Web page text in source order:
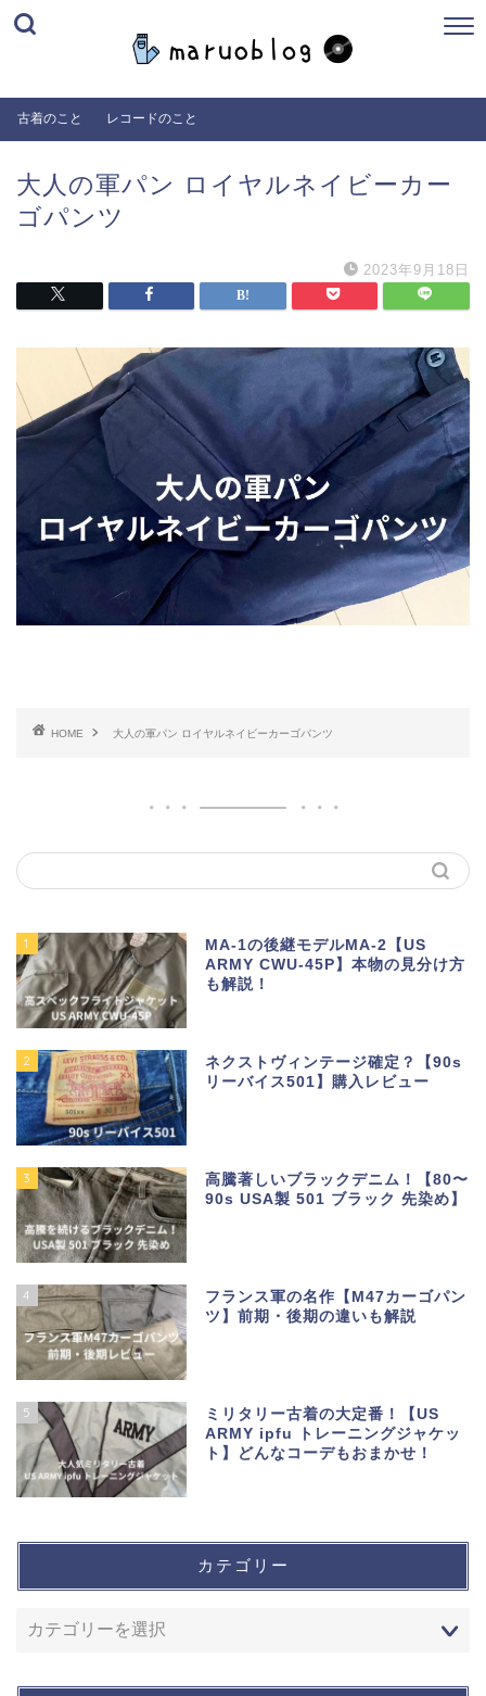
古着のこと レコードのこと
大人の軍パン ロイヤルネイビーカー
ゴパンツ
2023年9月18日
HOME 大人の軍パン ロイヤルネイビーカーゴパンツ
1
MA-1の後継モデルMA-2【US
ARMY CWU-45P】本物の見分け方
も解説！
2
ネクストヴィンテージ確定？【90s
リーバイス501】購入レビュー
3
高騰著しいブラックデニム！【80〜
90s USA製 501 ブラック 先染め】
4
フランス軍の名作【M47カーゴパン
ツ】前期・後期の違いも解説
5
ミリタリー古着の大定番！【US
ARMY ipfu トレーニングジャケッ
ト】どんなコーデもおまかせ！
カテゴリー